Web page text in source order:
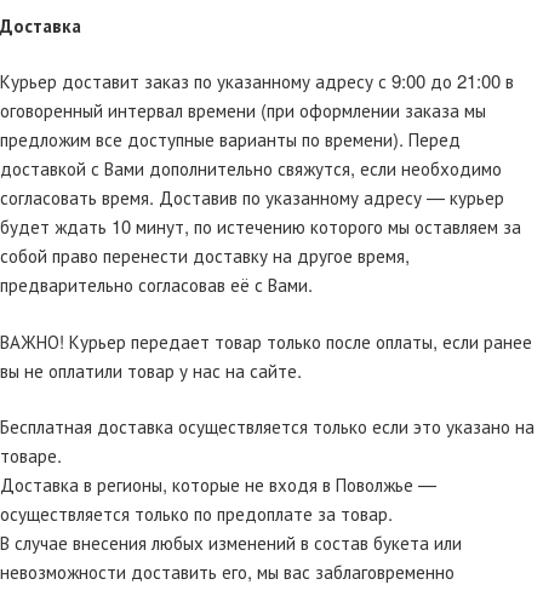
Доставка
Курьер доставит заказ по указанному адресу с 9:00 до 21:00 в
оговоренный интервал времени (при оформлении заказа мы
предложим все доступные варианты по времени). Перед
доставкой с Вами дополнительно свяжутся, если необходимо
согласовать время. Доставив по указанному адресу — курьер
будет ждать 10 минут, по истечению которого мы оставляем за
собой право перенести доставку на другое время,
предварительно согласовав её с Вами.
ВАЖНО! Курьер передает товар только после оплаты, если ранее
вы не оплатили товар у нас на сайте.
Бесплатная доставка осуществляется только если это указано на
товаре.
Доставка в регионы, которые не входя в Поволжье —
осуществляется только по предоплате за товар.
В случае внесения любых изменений в состав букета или
невозможности доставить его, мы вас заблаговременно